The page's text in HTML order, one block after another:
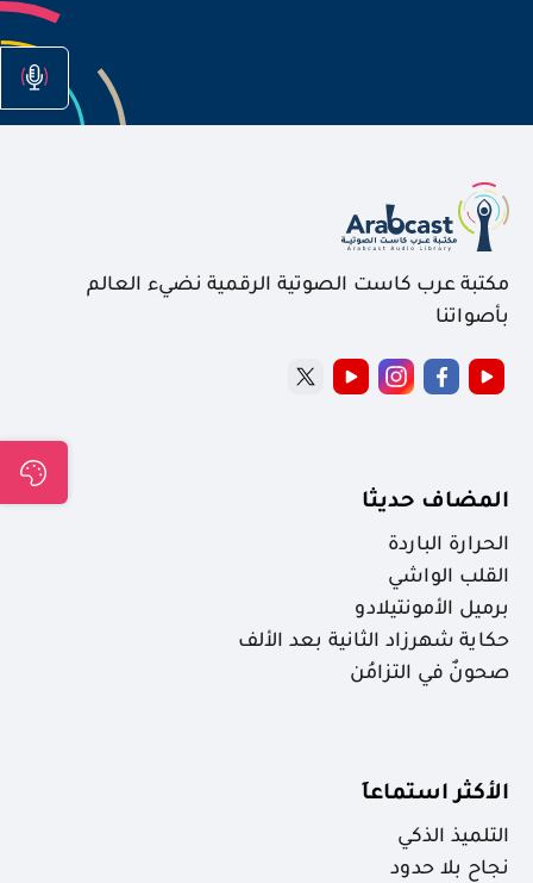
مكتبة عرب كاست الصوتية الرقمية نضيء العالم
بأصواتنا
المضاف حديثا
الحرارة الباردة
القلب الواشي
برميل الأمونتيلادو
حكاية شهرزاد الثانية بعد الألف
صحونٌ في التزامُن
الأكثر استماعاَ
التلميذ الذكي
نجاح بلا حدود